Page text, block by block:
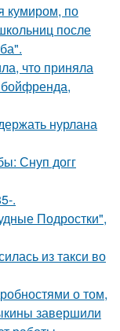
кумиром, по
после
что приняла
нурлана
Снуп догг
.
Подростки",
из такси во
о том,
завершили